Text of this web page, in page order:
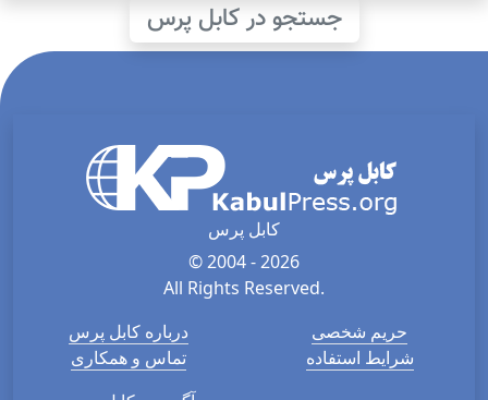
جستجو در کابل پرس
کابل پرس
© 2004 - 2026
All Rights Reserved.
درباره کابل پرس
تماس و همکاری
حریم شخصی
شرایط استفاده